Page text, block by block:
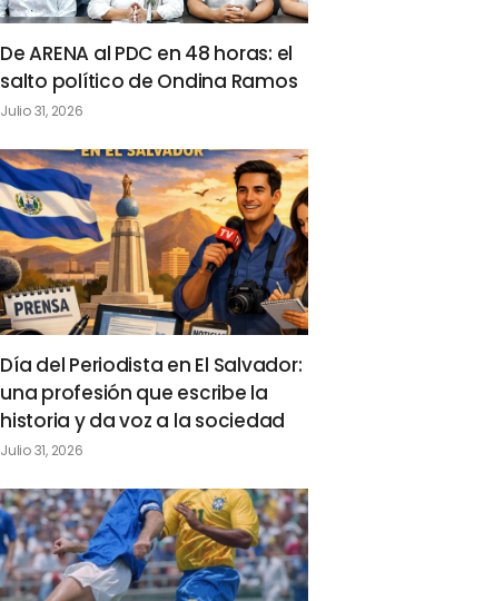
De ARENA al PDC en 48 horas: el
salto político de Ondina Ramos
Julio 31, 2026
Día del Periodista en El Salvador:
una profesión que escribe la
historia y da voz a la sociedad
Julio 31, 2026